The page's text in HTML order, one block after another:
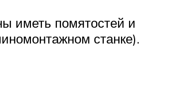
иметь помятостей и
станке).